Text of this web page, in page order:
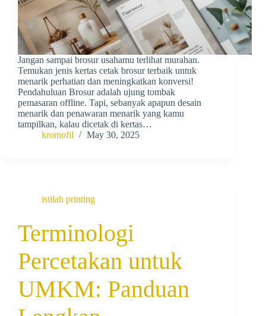
Jangan sampai brosur usahamu terlihat murahan.
Temukan jenis kertas cetak brosur terbaik untuk
menarik perhatian dan meningkatkan konversi!
Pendahuluan Brosur adalah ujung tombak
pemasaran offline. Tapi, sebanyak apapun desain
menarik dan penawaran menarik yang kamu
tampilkan, kalau dicetak di kertas…
kromofil
May 30, 2025
istilah printing
Terminologi
Percetakan untuk
UMKM: Panduan